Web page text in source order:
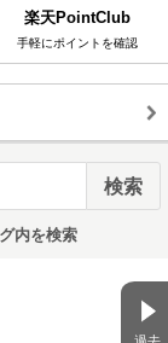
楽天PointClub
手軽にポイントを確認
内を検索